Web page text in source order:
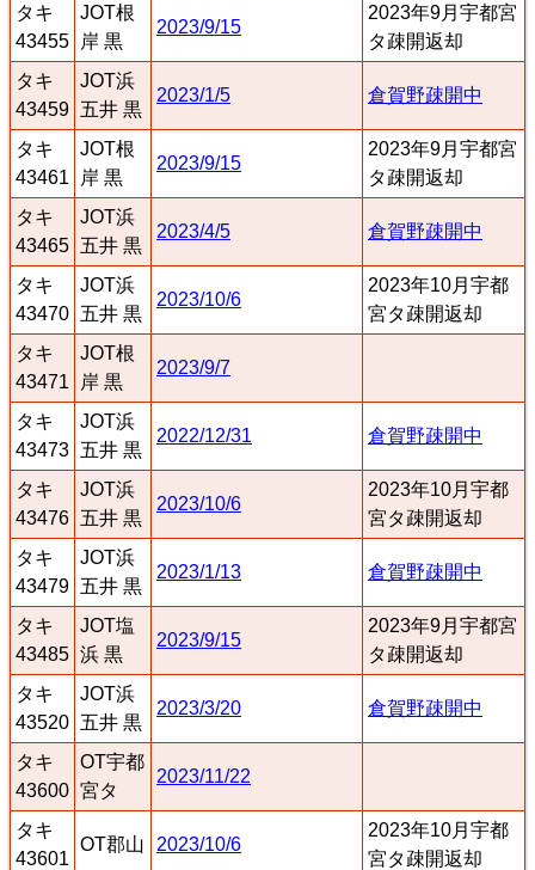
タキ
43455
JOT根
岸 黒
2023/9/15
2023年9月宇都宮
タ疎開返却
タキ
43459
JOT浜
五井 黒
2023/1/5 倉賀野疎開中
タキ
43461
JOT根
岸 黒
2023/9/15
2023年9月宇都宮
タ疎開返却
タキ
43465
JOT浜
五井 黒
2023/4/5 倉賀野疎開中
タキ
43470
JOT浜
五井 黒
2023/10/6
2023年10月宇都
宮タ疎開返却
タキ
43471
JOT根
岸 黒
2023/9/7
タキ
43473
JOT浜
五井 黒
2022/12/31 倉賀野疎開中
タキ
43476
JOT浜
五井 黒
2023/10/6
2023年10月宇都
宮タ疎開返却
タキ
43479
JOT浜
五井 黒
2023/1/13 倉賀野疎開中
タキ
43485
JOT塩
浜 黒
2023/9/15
2023年9月宇都宮
タ疎開返却
タキ
43520
JOT浜
五井 黒
2023/3/20 倉賀野疎開中
タキ
43600
OT宇都
宮タ
2023/11/22
タキ
43601
OT郡山 2023/10/6
2023年10月宇都
宮タ疎開返却